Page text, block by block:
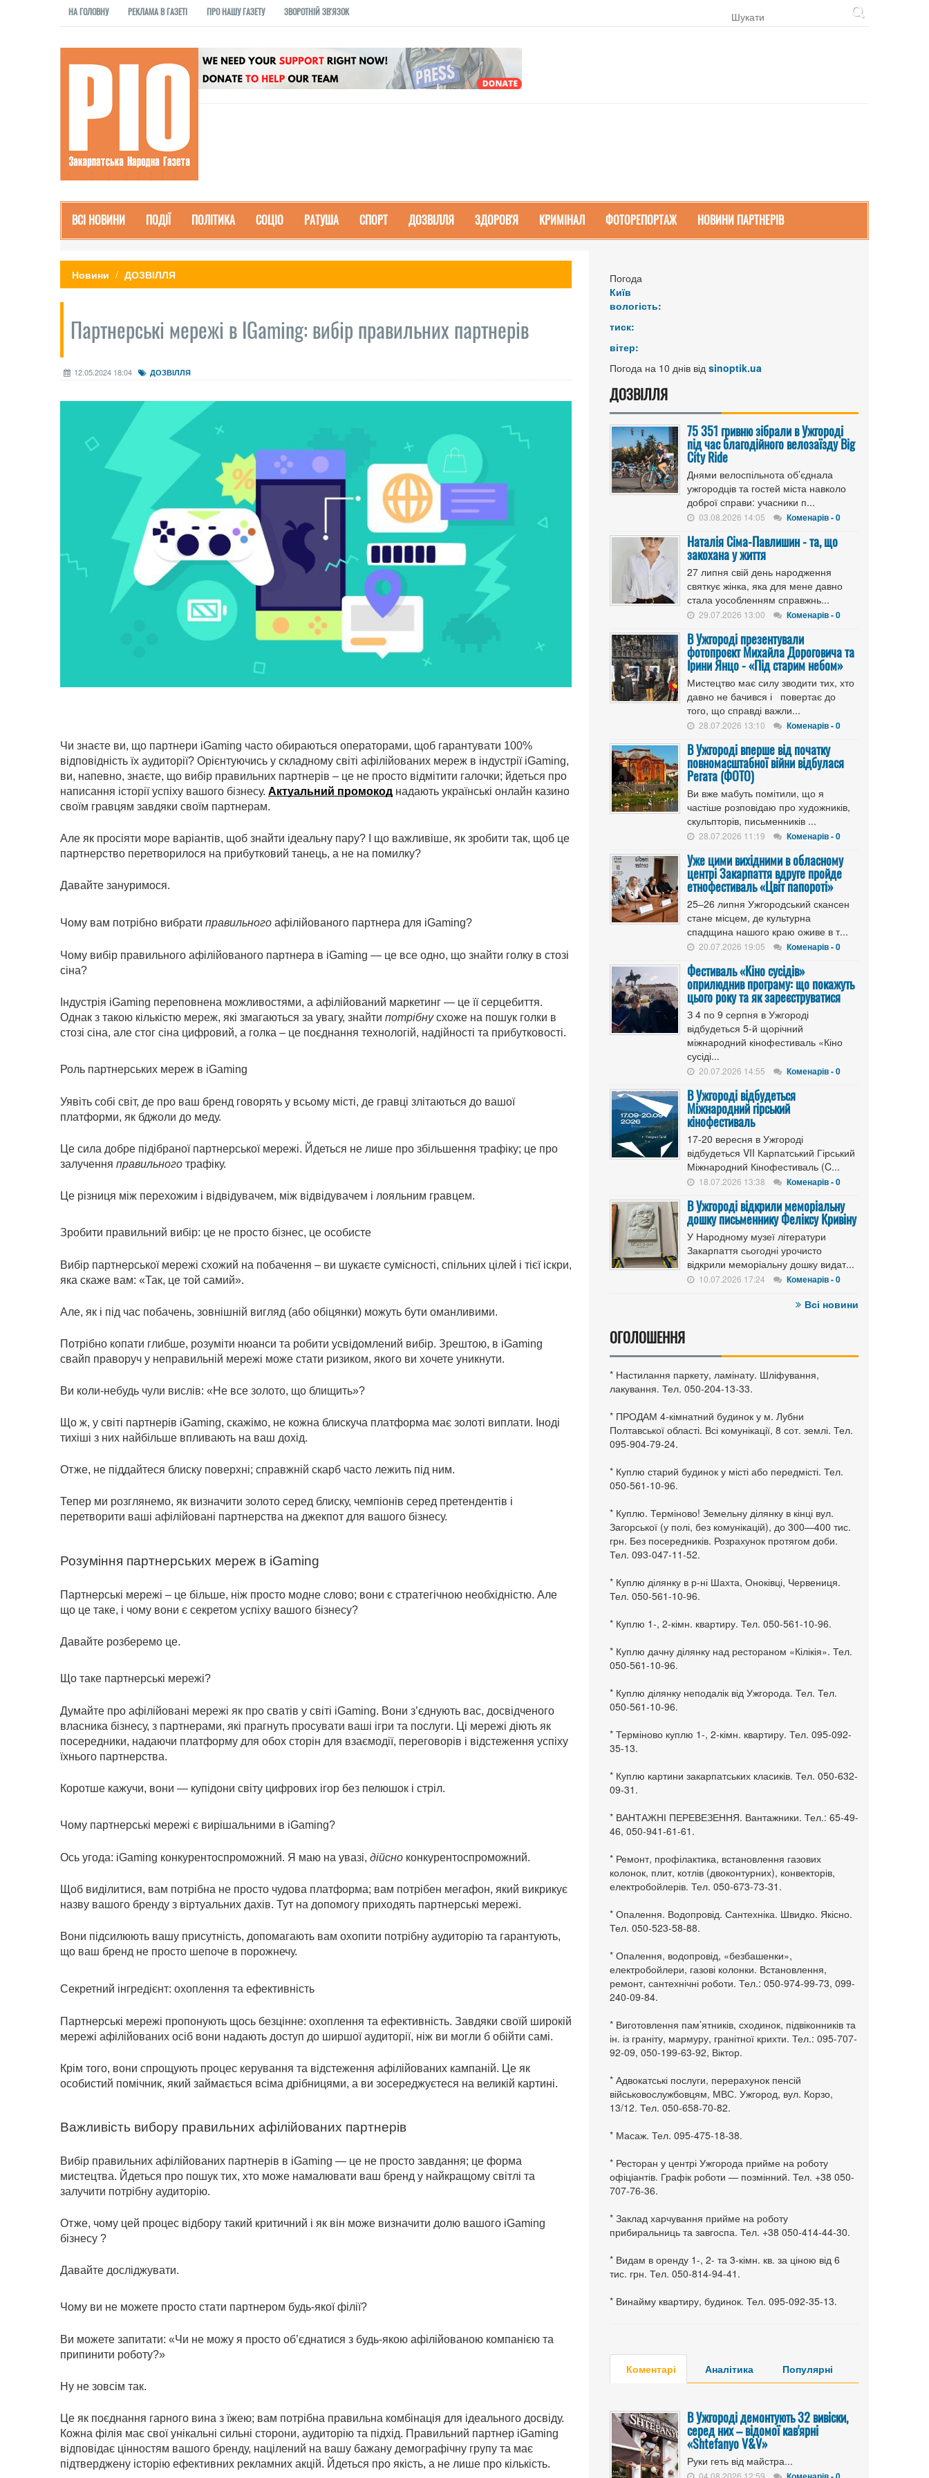
НА ГОЛОВНУ РЕКЛАМА В ГАЗЕТІ ПРО НАШУ ГАЗЕТУ ЗВОРОТНІЙ ЗВ'ЯЗОК
ВСІ НОВИНИ ПОДІЇ ПОЛІТИКА СОЦІО РАТУША СПОРТ ДОЗВІЛЛЯ ЗДОРОВ'Я КРИМІНАЛ ФОТОРЕПОРТАЖ НОВИНИ ПАРТНЕРІВ
Новини ДОЗВІЛЛЯ
Партнерські мережі в IGaming: вибір правильних партнерів
12.05.2024 18:04 ДОЗВІЛЛЯ
Чи знаєте ви, що партнери iGaming часто обираються операторами, щоб гарантувати 100%
відповідність їх аудиторії? Орієнтуючись у складному світі афілійованих мереж в індустрії iGaming,
ви, напевно, знаєте, що вибір правильних партнерів – це не просто відмітити галочки; йдеться про
написання історії успіху вашого бізнесу. Актуальний промокод надають українські онлайн казино
своїм гравцям завдяки своїм партнерам.
Але як просіяти море варіантів, щоб знайти ідеальну пару? І що важливіше, як зробити так, щоб це
партнерство перетворилося на прибутковий танець, а не на помилку?
Давайте зануримося.
Чому вам потрібно вибрати правильного афілійованого партнера для iGaming?
Чому вибір правильного афілійованого партнера в iGaming — це все одно, що знайти голку в стозі
сіна?
Індустрія iGaming переповнена можливостями, а афілійований маркетинг — це її серцебиття.
Однак з такою кількістю мереж, які змагаються за увагу, знайти потрібнусхоже на пошук голки в
стозі сіна, але стог сіна цифровий, а голка – це поєднання технологій, надійності та прибутковості.
Роль партнерських мереж в iGaming
Уявіть собі світ, де про ваш бренд говорять у всьому місті, де гравці злітаються до вашої
платформи, як бджоли до меду.
Це сила добре підібраної партнерської мережі. Йдеться не лише про збільшення трафіку; це про
залучення правильного трафіку.
Це різниця між перехожим і відвідувачем, між відвідувачем і лояльним гравцем.
Зробити правильний вибір: це не просто бізнес, це особисте
Вибір партнерської мережі схожий на побачення – ви шукаєте сумісності, спільних цілей і тієї іскри,
яка скаже вам: «Так, це той самий».
Але, як і під час побачень, зовнішній вигляд (або обіцянки) можуть бути оманливими.
Потрібно копати глибше, розуміти нюанси та робити усвідомлений вибір. Зрештою, в iGaming
свайп праворуч у неправильній мережі може стати ризиком, якого ви хочете уникнути.
Ви коли-небудь чули вислів: «Не все золото, що блищить»?
Що ж, у світі партнерів iGaming, скажімо, не кожна блискуча платформа має золоті виплати. Іноді
тихіші з них найбільше впливають на ваш дохід.
Отже, не піддайтеся блиску поверхні; справжній скарб часто лежить під ним.
Тепер ми розглянемо, як визначити золото серед блиску, чемпіонів серед претендентів і
перетворити ваші афілійовані партнерства на джекпот для вашого бізнесу.
Розуміння партнерських мереж в iGaming
Партнерські мережі – це більше, ніж просто модне слово; вони є стратегічною необхідністю. Але
що це таке, і чому вони є секретом успіху вашого бізнесу?
Давайте розберемо це.
Що таке партнерські мережі?
Думайте про афілійовані мережі як про сватів у світі iGaming. Вони з’єднують вас, досвідченого
власника бізнесу, з партнерами, які прагнуть просувати ваші ігри та послуги. Ці мережі діють як
посередники, надаючи платформу для обох сторін для взаємодії, переговорів і відстеження успіху
їхнього партнерства.
Коротше кажучи, вони — купідони світу цифрових ігор без пелюшок і стріл.
Чому партнерські мережі є вирішальними в iGaming?
Ось угода: iGaming конкурентоспроможний. Я маю на увазі, дійсно конкурентоспроможний.
Щоб виділитися, вам потрібна не просто чудова платформа; вам потрібен мегафон, який викрикує
назву вашого бренду з віртуальних дахів. Тут на допомогу приходять партнерські мережі.
Вони підсилюють вашу присутність, допомагають вам охопити потрібну аудиторію та гарантують,
що ваш бренд не просто шепоче в порожнечу.
Секретний інгредієнт: охоплення та ефективність
Партнерські мережі пропонують щось безцінне: охоплення та ефективність. Завдяки своїй широкій
мережі афілійованих осіб вони надають доступ до ширшої аудиторії, ніж ви могли б обійти самі.
Крім того, вони спрощують процес керування та відстеження афілійованих кампаній. Це як
особистий помічник, який займається всіма дрібницями, а ви зосереджуєтеся на великій картині.
Важливість вибору правильних афілійованих партнерів
Вибір правильних афілійованих партнерів в iGaming — це не просто завдання; це форма
мистецтва. Йдеться про пошук тих, хто може намалювати ваш бренд у найкращому світлі та
залучити потрібну аудиторію.
Отже, чому цей процес відбору такий критичний і як він може визначити долю вашого iGaming
бізнесу ?
Давайте досліджувати.
Чому ви не можете просто стати партнером будь-якої філії?
Ви можете запитати: «Чи не можу я просто об’єднатися з будь-якою афілійованою компанією та
припинити роботу?»
Ну не зовсім так.
Це як поєднання гарного вина з їжею; вам потрібна правильна комбінація для ідеального досвіду.
Кожна філія має свої унікальні сильні сторони, аудиторію та підхід. Правильний партнер iGaming
відповідає цінностям вашого бренду, націлений на вашу бажану демографічну групу та має
підтверджену історію ефективних рекламних акцій. Йдеться про якість, а не лише про кількість.
Погода
Київ
вологість:
тиск:
вітер:
Погода на 10 днів від sinoptik.ua
ДОЗВІЛЛЯ
75 351 гривню зібрали в Ужгороді
під час благодійного велозаїзду Big
Сity Ride
Днями велоспільнота об’єднала
ужгородців та гостей міста навколо
доброї справи: учасники п...
03.08.2026 14:05 Коменарів - 0
Наталія Сіма-Павлишин - та, що
закохана у життя
27 липня свій день народження
святкує жінка, яка для мене давно
стала уособленням справжнь...
29.07.2026 13:00 Коменарів - 0
В Ужгороді презентували
фотопроєкт Михайла Дороговича та
Ірини Янцо - «Під старим небом»
Мистецтво має силу зводити тих, хто
давно не бачився і повертає до
того, що справді важли...
28.07.2026 13:10 Коменарів - 0
В Ужгороді вперше від початку
повномасштабної війни відбулася
Регата (ФОТО)
Ви вже мабуть помітили, що я
частіше розповідаю про художників,
скульпторів, письменників ...
28.07.2026 11:19 Коменарів - 0
Уже цими вихідними в обласному
центрі Закарпаття вдруге пройде
етнофестиваль «Цвіт папороті»
25–26 липня Ужгородський скансен
стане місцем, де культурна
спадщина нашого краю оживе в т...
20.07.2026 19:05 Коменарів - 0
Фестиваль «Кіно сусідів»
оприлюднив програму: що покажуть
цього року та як зареєструватися
З 4 по 9 серпня в Ужгороді
відбудеться 5-й щорічний
міжнародний кінофестиваль «Кіно
сусіді...
20.07.2026 14:55 Коменарів - 0
В Ужгороді відбудеться
Міжнародний гірський
кінофестиваль
17-20 вересня в Ужгороді
відбудеться VII Карпатський Гірський
Міжнародний Кінофестиваль (C...
18.07.2026 13:38 Коменарів - 0
В Ужгороді відкрили меморіальну
дошку письменнику Феліксу Кривіну
У Народному музеї літератури
Закарпаття сьогодні урочисто
відкрили меморіальну дошку видат...
10.07.2026 17:24 Коменарів - 0
Всі новини
ОГОЛОШЕННЯ
* Настилання паркету, ламінату. Шліфування,
лакування. Тел. 050-204-13-33.
* ПРОДАМ 4-кімнатний будинок у м. Лубни
Полтавської області. Всі комунікації, 8 сот. землі. Тел.
095-904-79-24.
* Куплю старий будинок у місті або передмісті. Тел.
050-561-10-96.
* Куплю. Терміново! Земельну ділянку в кінці вул.
Загорської (у полі, без комунікацій), до 300—400 тис.
грн. Без посередників. Розрахунок протягом доби.
Тел. 093-047-11-52.
* Куплю ділянку в р-ні Шахта, Оноківці, Червениця.
Тел. 050-561-10-96.
* Куплю 1-, 2-кімн. квартиру. Тел. 050-561-10-96.
* Куплю дачну ділянку над рестораном «Кілікія». Тел.
050-561-10-96.
* Куплю ділянку неподалік від Ужгорода. Тел. Тел.
050-561-10-96.
* Терміново куплю 1-, 2-кімн. квартиру. Тел. 095-092-
35-13.
* Куплю картини закарпатських класиків. Тел. 050-632-
09-31.
* ВАНТАЖНІ ПЕРЕВЕЗЕННЯ. Вантажники. Тел.: 65-49-
46, 050-941-61-61.
* Ремонт, профілактика, встановлення газових
колонок, плит, котлів (двоконтурних), конвекторів,
електробойлерів. Тел. 050-673-73-31.
* Опалення. Водопровід. Сантехніка. Швидко. Якісно.
Тел. 050-523-58-88.
* Опалення, водопровід, «безбашенки»,
електробойлери, газові колонки. Встановлення,
ремонт, сантехнічні роботи. Тел.: 050-974-99-73, 099-
240-09-84.
* Виготовлення пам’ятників, сходинок, підвіконників та
ін. із граніту, мармуру, гранітної крихти. Тел.: 095-707-
92-09, 050-199-63-92, Віктор.
* Адвокатські послуги, перерахунок пенсій
військовослужбовцям, МВС. Ужгород, вул. Корзо,
13/12. Тел. 050-658-70-82.
* Масаж. Тел. 095-475-18-38.
* Ресторан у центрі Ужгорода прийме на роботу
офіціантів. Графік роботи — позмінний. Тел. +38 050-
707-76-36.
* Заклад харчування прийме на роботу
прибиральниць та завгоспа. Тел. +38 050-414-44-30.
* Видам в оренду 1-, 2- та 3-кімн. кв. за ціною від 6
тис. грн. Тел. 050-814-94-41.
* Винайму квартиру, будинок. Тел. 095-092-35-13.
Коментарі Аналітика Популярні
В Ужгороді демонтують 32 вивіски,
серед них – відомої кав'ярні
«Shtefanyo V&V»
Руки геть від майстра...
04.08.2026 12:59